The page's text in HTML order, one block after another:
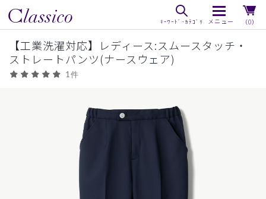
（0）
【工業洗濯対応】レディース:スムースタッチ・
ストレートパンツ(ナースウェア)
1件